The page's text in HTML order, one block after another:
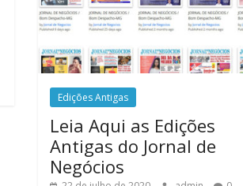
Edições Antigas
Leia Aqui as Edições
Antigas do Jornal de
Negócios